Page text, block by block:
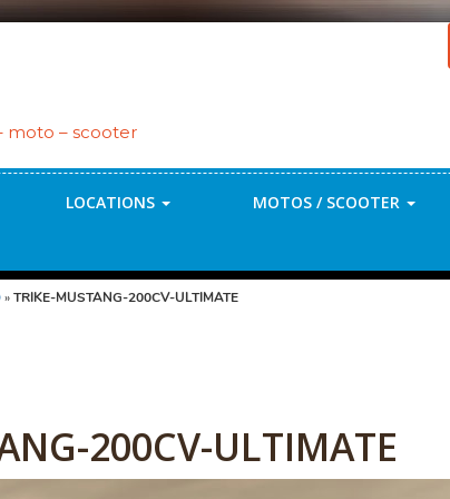
moto – scooter
LOCATIONS MOTOS / SCOOTER
»TRIKE-MUSTANG-200CV-ULTIMATE
200CV-ULTIMATE